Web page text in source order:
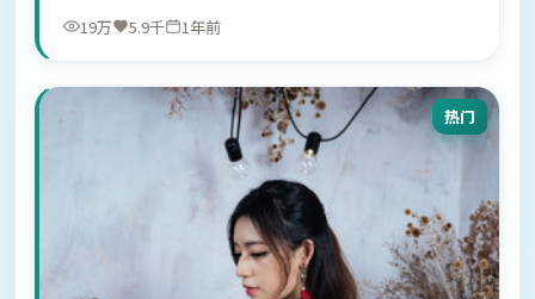
19万 5.9千 1年前
热门